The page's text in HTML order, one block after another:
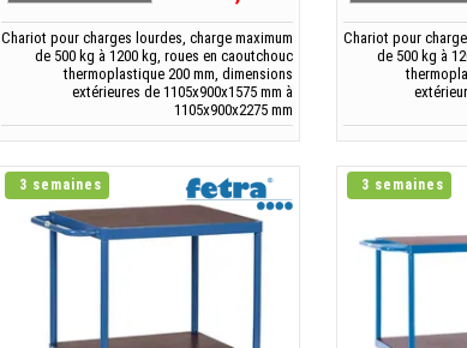
Chariot pour charges lourdes, charge maximum
de 500 kg à 1200 kg, roues en caoutchouc
thermoplastique 200 mm, dimensions
extérieures de 1105x900x1575 mm à
1105x900x2275 mm
Chariot pour
de 500 kg à
3 semaines 3 semaines